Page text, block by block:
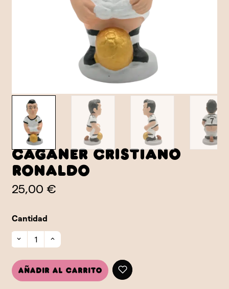
Caganer Cristiano
Ronaldo
25,00 €
Cantidad
Añadir al carrito